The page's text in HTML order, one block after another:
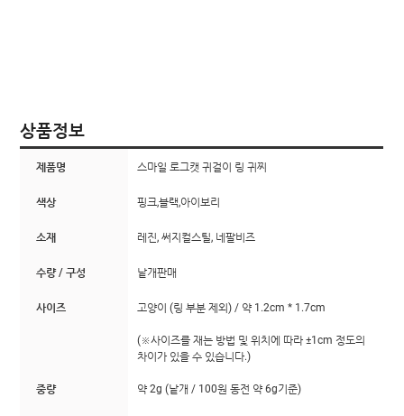
상품정보
제품명 스마일 로그캣 귀걸이 링 귀찌
색상 핑크,블랙,아이보리
소재 레진, 써지컬스틸, 네팔비즈
수량 / 구성 낱개판매
사이즈 고양이 (링 부분 제외) / 약 1.2cm * 1.7cm
(※사이즈를 재는 방법 및 위치에 따라 ±1cm 정도의
차이가 있을 수 있습니다.)
중량 약 2g (낱개 / 100원 동전 약 6g기준)